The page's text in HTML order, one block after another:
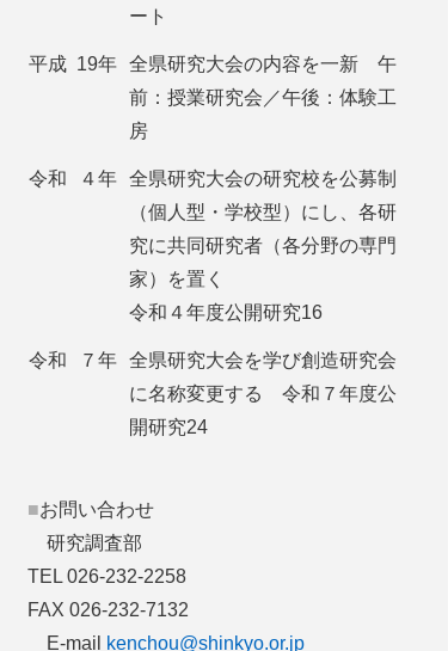
ート
平成 19年
全県研究大会の内容を一新 午
前：授業研究会／午後：体験工
房
令和 ４年
全県研究大会の研究校を公募制
（個人型・学校型）にし、各研
究に共同研究者（各分野の専門
家）を置く
令和４年度公開研究16
令和 ７年
全県研究大会を学び創造研究会
に名称変更する 令和７年度公
開研究24
■お問い合わせ
研究調査部
TEL 026-232-2258
FAX 026-232-7132
E-mail
kenchou@shinkyo.or.jp